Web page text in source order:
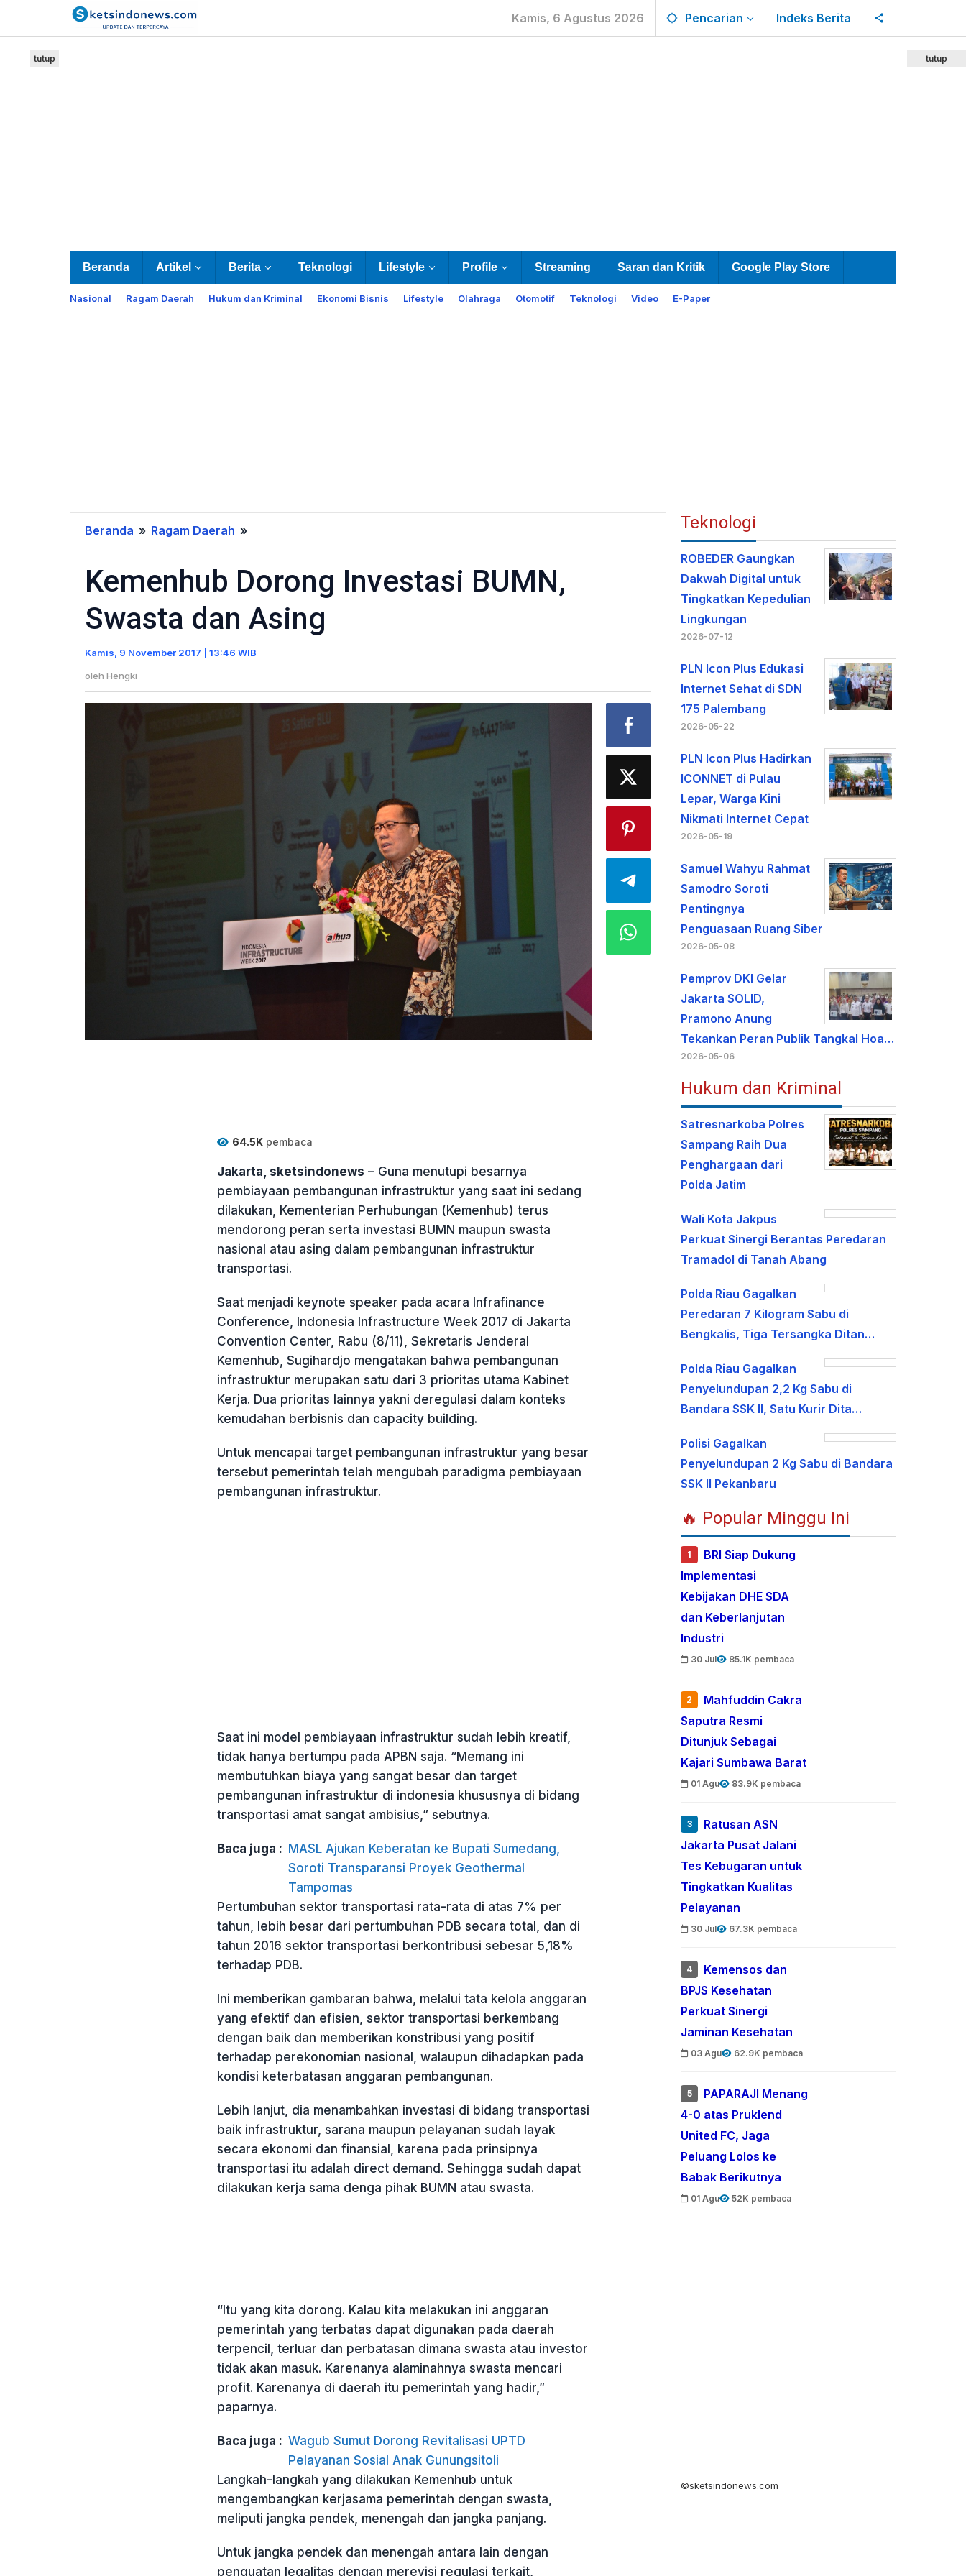
Kamis, 6 Agustus 2026 Pencarian Indeks Berita
Beranda Artikel Berita Teknologi Lifestyle Profile Streaming Saran dan Kritik Google Play Store
Nasional Ragam Daerah Hukum dan Kriminal Ekonomi Bisnis Lifestyle Olahraga Otomotif Teknologi Video E-Paper
tutup tutup
Beranda » Ragam Daerah »
Dorong
Investasi
BUMN,
Swasta
dan
Asing
Kemenhub Dorong Investasi BUMN,
Swasta dan Asing
Kamis, 9 November 2017 | 13:46 WIB
oleh Hengki
64.5Kpembaca
Jakarta, sketsindonews – Guna menutupi besarnya
pembiayaan pembangunan infrastruktur yang saat ini sedang
dilakukan, Kementerian Perhubungan (Kemenhub) terus
mendorong peran serta investasi BUMN maupun swasta
nasional atau asing dalam pembangunan infrastruktur
transportasi.
Saat menjadi keynote speaker pada acara Infrafinance
Conference, Indonesia Infrastructure Week 2017 di Jakarta
Convention Center, Rabu (8/11), Sekretaris Jenderal
Kemenhub, Sugihardjo mengatakan bahwa pembangunan
infrastruktur merupakan satu dari 3 prioritas utama Kabinet
Kerja. Dua prioritas lainnya yakni deregulasi dalam konteks
kemudahan berbisnis dan capacity building.
Untuk mencapai target pembangunan infrastruktur yang besar
tersebut pemerintah telah mengubah paradigma pembiayaan
pembangunan infrastruktur.
Saat ini model pembiayaan infrastruktur sudah lebih kreatif,
tidak hanya bertumpu pada APBN saja. “Memang ini
membutuhkan biaya yang sangat besar dan target
pembangunan infrastruktur di indonesia khususnya di bidang
transportasi amat sangat ambisius,” sebutnya.
Baca juga : MASL Ajukan Keberatan ke Bupati Sumedang,
Soroti Transparansi Proyek Geothermal
Tampomas
Pertumbuhan sektor transportasi rata-rata di atas 7% per
tahun, lebih besar dari pertumbuhan PDB secara total, dan di
tahun 2016 sektor transportasi berkontribusi sebesar 5,18%
terhadap PDB.
Ini memberikan gambaran bahwa, melalui tata kelola anggaran
yang efektif dan efisien, sektor transportasi berkembang
dengan baik dan memberikan konstribusi yang positif
terhadap perekonomian nasional, walaupun dihadapkan pada
kondisi keterbatasan anggaran pembangunan.
Lebih lanjut, dia menambahkan investasi di bidang transportasi
baik infrastruktur, sarana maupun pelayanan sudah layak
secara ekonomi dan finansial, karena pada prinsipnya
transportasi itu adalah direct demand. Sehingga sudah dapat
dilakukan kerja sama denga pihak BUMN atau swasta.
“Itu yang kita dorong. Kalau kita melakukan ini anggaran
pemerintah yang terbatas dapat digunakan pada daerah
terpencil, terluar dan perbatasan dimana swasta atau investor
tidak akan masuk. Karenanya alaminahnya swasta mencari
profit. Karenanya di daerah itu pemerintah yang hadir,”
paparnya.
Baca juga : Wagub Sumut Dorong Revitalisasi UPTD
Pelayanan Sosial Anak Gunungsitoli
Langkah-langkah yang dilakukan Kemenhub untuk
mengembangkan kerjasama pemerintah dengan swasta,
meliputi jangka pendek, menengah dan jangka panjang.
Untuk jangka pendek dan menengah antara lain dengan
penguatan legalitas dengan merevisi regulasi terkait,
Teknologi
ROBEDER Gaungkan
Dakwah Digital untuk
Tingkatkan Kepedulian
Lingkungan
2026-07-12
PLN Icon Plus Edukasi
Internet Sehat di SDN
175 Palembang
2026-05-22
PLN Icon Plus Hadirkan
ICONNET di Pulau
Lepar, Warga Kini
Nikmati Internet Cepat
2026-05-19
Samuel Wahyu Rahmat
Samodro Soroti
Pentingnya
Penguasaan Ruang Siber
2026-05-08
Pemprov DKI Gelar
Jakarta SOLID,
Pramono Anung
Tekankan Peran Publik Tangkal Hoa…
2026-05-06
Hukum dan Kriminal
Satresnarkoba Polres
Sampang Raih Dua
Penghargaan dari
Polda Jatim
Wali Kota Jakpus
Perkuat Sinergi Berantas Peredaran
Tramadol di Tanah Abang
Polda Riau Gagalkan
Peredaran 7 Kilogram Sabu di
Bengkalis, Tiga Tersangka Ditan…
Polda Riau Gagalkan
Penyelundupan 2,2 Kg Sabu di
Bandara SSK II, Satu Kurir Dita…
Polisi Gagalkan
Penyelundupan 2 Kg Sabu di Bandara
SSK II Pekanbaru
🔥 Popular Minggu Ini
1
BRI Siap Dukung
Implementasi
Kebijakan DHE SDA
dan Keberlanjutan
Industri
30 Jul 85.1K pembaca
2
Mahfuddin Cakra
Saputra Resmi
Ditunjuk Sebagai
Kajari Sumbawa Barat
01 Agu 83.9K pembaca
3
Ratusan ASN
Jakarta Pusat Jalani
Tes Kebugaran untuk
Tingkatkan Kualitas
Pelayanan
30 Jul 67.3K pembaca
4
Kemensos dan
BPJS Kesehatan
Perkuat Sinergi
Jaminan Kesehatan
03 Agu 62.9K pembaca
5
PAPARAJI Menang
4-0 atas Pruklend
United FC, Jaga
Peluang Lolos ke
Babak Berikutnya
01 Agu 52K pembaca
©sketsindonews.com